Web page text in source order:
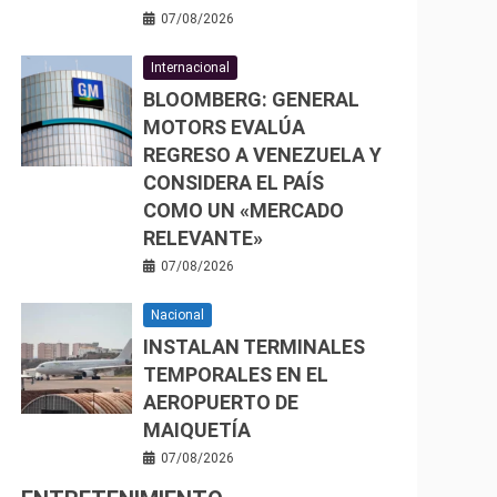
07/08/2026
Internacional
BLOOMBERG: GENERAL
MOTORS EVALÚA
REGRESO A VENEZUELA Y
CONSIDERA EL PAÍS
COMO UN «MERCADO
RELEVANTE»
07/08/2026
Nacional
INSTALAN TERMINALES
TEMPORALES EN EL
AEROPUERTO DE
MAIQUETÍA
07/08/2026